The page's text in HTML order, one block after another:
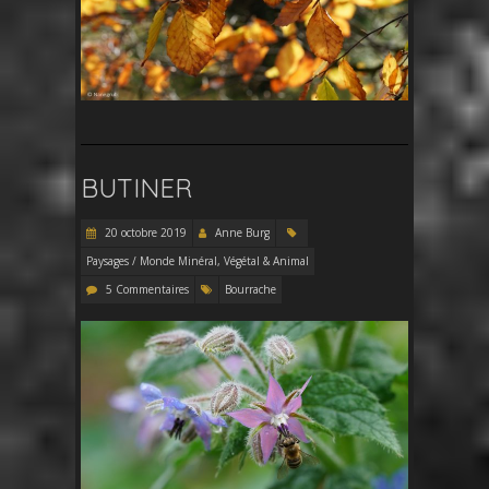
BUTINER
20 octobre 2019
Anne Burg
Paysages / Monde Minéral, Végétal & Animal
5 Commentaires
Bourrache